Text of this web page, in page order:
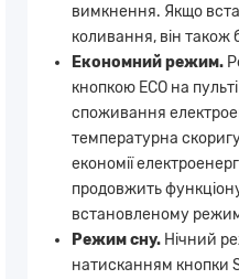
вимкнення. Якщо
коливання, він також
Економний режим.
кнопкою ECO на
споживання
температурна
економії
продовжить
встановленому
Режим сну. Нічний
натисканням кнопки